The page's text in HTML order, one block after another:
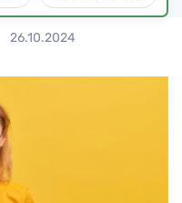
26.10.2024